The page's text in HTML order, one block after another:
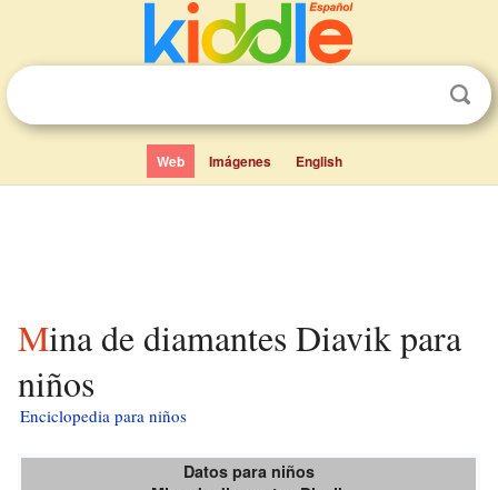
Web Imágenes English
Mina de diamantes Diavik para
niños
Enciclopedia para niños
Datos para niños